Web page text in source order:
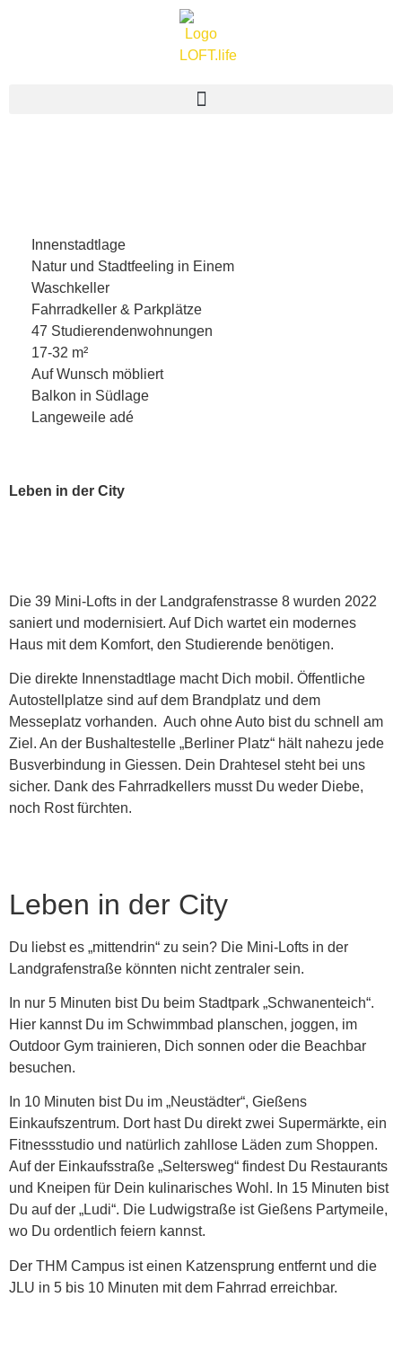
Innenstadtlage
Natur und Stadtfeeling in Einem
Waschkeller
Fahrradkeller & Parkplätze
47 Studierendenwohnungen
17-32 m²
Auf Wunsch möbliert
Balkon in Südlage
Langeweile adé
Leben in der City
Die 39 Mini-Lofts in der Landgrafenstrasse 8 wurden 2022
saniert und modernisiert. Auf Dich wartet ein modernes
Haus mit dem Komfort, den Studierende benötigen.
Die direkte Innenstadtlage macht Dich mobil. Öffentliche
Autostellplatze sind auf dem Brandplatz und dem
Messeplatz vorhanden. Auch ohne Auto bist du schnell am
Ziel. An der Bushaltestelle „Berliner Platz“ hält nahezu jede
Busverbindung in Giessen. Dein Drahtesel steht bei uns
sicher. Dank des Fahrradkellers musst Du weder Diebe,
noch Rost fürchten.
Leben in der City
Du liebst es „mittendrin“ zu sein? Die Mini-Lofts in der
Landgrafenstraße könnten nicht zentraler sein.
In nur 5 Minuten bist Du beim Stadtpark „Schwanenteich“.
Hier kannst Du im Schwimmbad planschen, joggen, im
Outdoor Gym trainieren, Dich sonnen oder die Beachbar
besuchen.
In 10 Minuten bist Du im „Neustädter“, Gießens
Einkaufszentrum. Dort hast Du direkt zwei Supermärkte, ein
Fitnessstudio und natürlich zahllose Läden zum Shoppen.
Auf der Einkaufsstraße „Seltersweg“ findest Du Restaurants
und Kneipen für Dein kulinarisches Wohl. In 15 Minuten bist
Du auf der „Ludi“. Die Ludwigstraße ist Gießens Partymeile,
wo Du ordentlich feiern kannst.
Der THM Campus ist einen Katzensprung entfernt und die
JLU in 5 bis 10 Minuten mit dem Fahrrad erreichbar.